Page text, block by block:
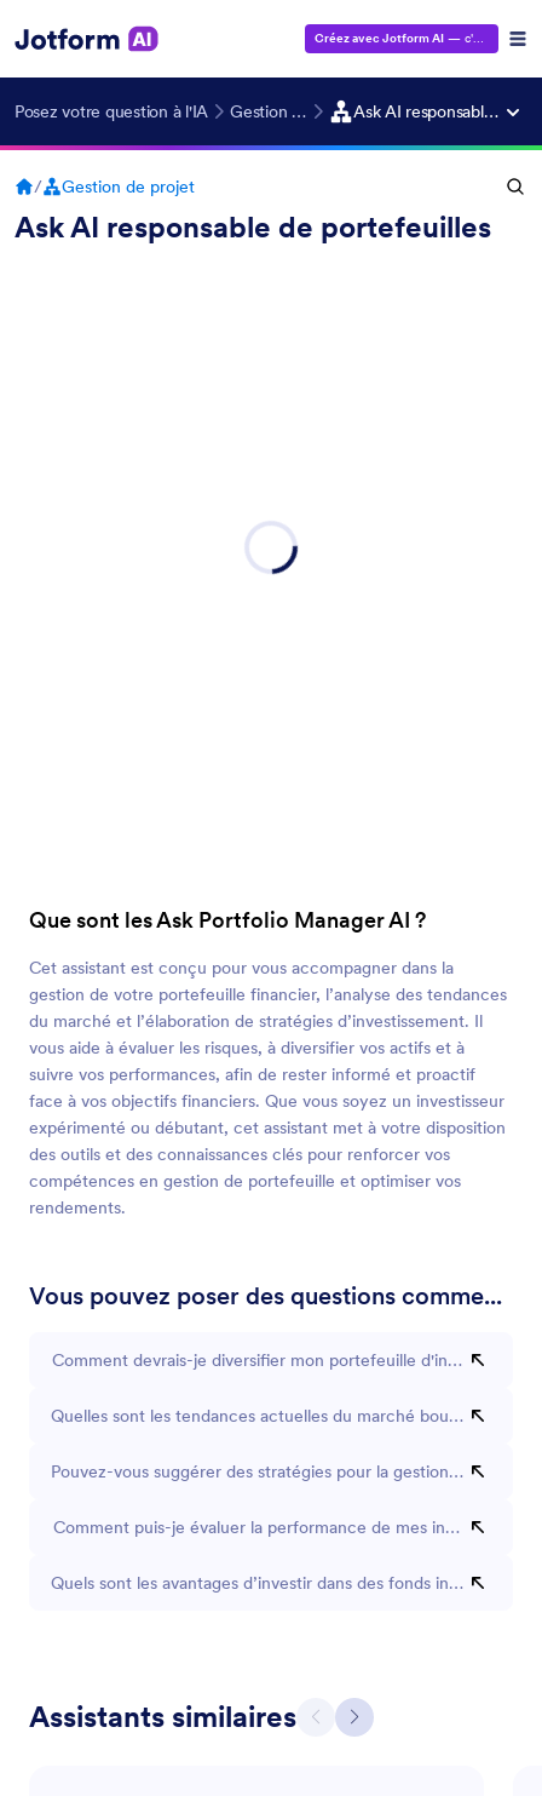
Créez avec Jotform AI — c'est gratuit !
Posez votre question à l'IA Gestion de projet Ask AI responsable de portefeuilles
/ Gestion de projet
Ask AI responsable de portefeuilles
Que sont les Ask Portfolio Manager AI ?
Cet assistant est conçu pour vous accompagner dans la
gestion de votre portefeuille financier, l’analyse des tendances
du marché et l’élaboration de stratégies d’investissement. Il
vous aide à évaluer les risques, à diversifier vos actifs et à
suivre vos performances, afin de rester informé et proactif
face à vos objectifs financiers. Que vous soyez un investisseur
expérimenté ou débutant, cet assistant met à votre disposition
des outils et des connaissances clés pour renforcer vos
compétences en gestion de portefeuille et optimiser vos
rendements.
Vous pouvez poser des questions comme...
Comment devrais-je diversifier mon portefeuille
Quelles sont les tendances actuelles du marché boursier ?
Pouvez-vous suggérer des stratégies pour la gestion des risques
Comment puis-je évaluer la performance de mes
Quels sont les avantages d’investir dans des fonds indiciels ?
Assistants similaires